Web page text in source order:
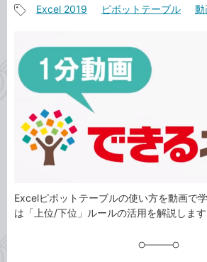
事
テ
リ
タ
Excel 2019 ピボットテーブル 動
Excelピボットテーブルの使い方を動画で
は「上位/下位」ルールの活用を解説します